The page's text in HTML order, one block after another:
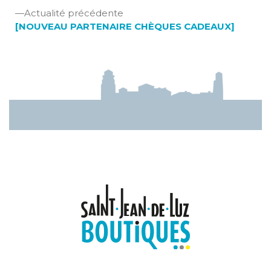
de
l’article
Actualité précédente
précédente
[NOUVEAU PARTENAIRE CHÈQUES CADEAUX]